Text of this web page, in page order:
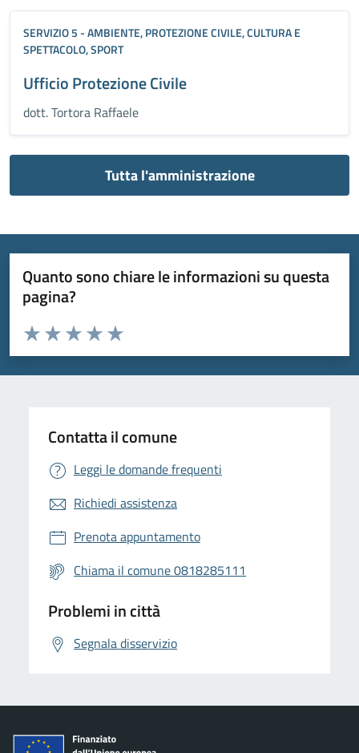
SERVIZIO 5 - AMBIENTE, PROTEZIONE CIVILE, CULTURA E
SPETTACOLO, SPORT
Ufficio Protezione Civile
dott. Tortora Raffaele
Tutta l'amministrazione
Quanto sono chiare le informazioni su questa
pagina?
Valuta da 1 a 5 stelle la pagina
Valuta 5 stelle su 5
Valuta 4 stelle su 5
Valuta 3 stelle su 5
Valuta 2 stelle su 5
Valuta 1 stelle su 5
Contatta il comune
Leggi le domande frequenti
Richiedi assistenza
Prenota appuntamento
Chiama il comune 0818285111
Problemi in città
Segnala disservizio